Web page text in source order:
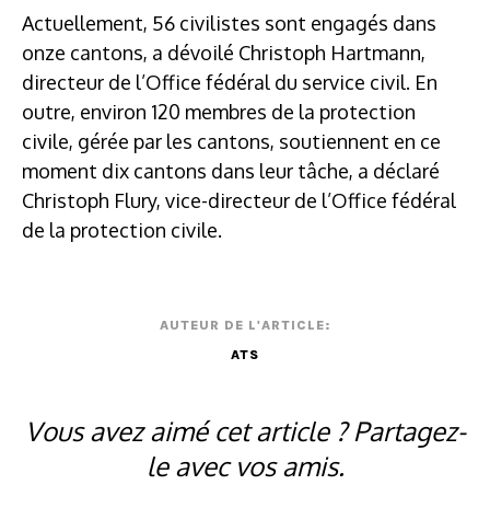
Actuellement, 56 civilistes sont engagés dans
onze cantons, a dévoilé Christoph Hartmann,
directeur de l’Office fédéral du service civil. En
outre, environ 120 membres de la protection
civile, gérée par les cantons, soutiennent en ce
moment dix cantons dans leur tâche, a déclaré
Christoph Flury, vice-directeur de l’Office fédéral
de la protection civile.
AUTEUR DE L'ARTICLE:
ATS
Vous avez aimé cet article ? Partagez-
le avec vos amis.